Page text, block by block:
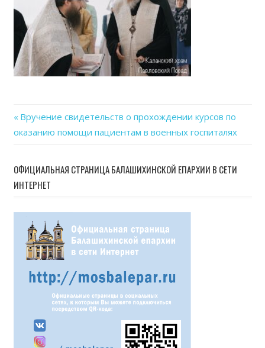
Навигация
записям
Previous
Post:
Вручение свидетельств о прохождении курсов по
оказанию помощи пациентам в военных госпиталях
ОФИЦИАЛЬНАЯ СТРАНИЦА БАЛАШИХИНСКОЙ ЕПАРХИИ В СЕТИ
ИНТЕРНЕТ